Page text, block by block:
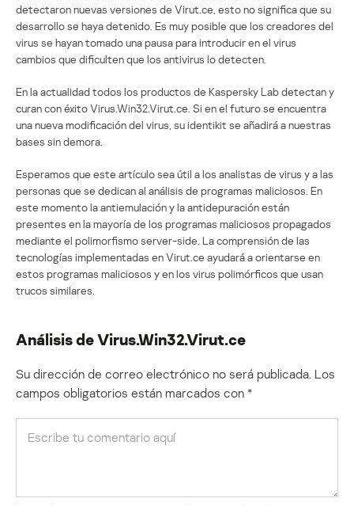
detectaron nuevas versiones de Virut.ce, esto no significa que su
desarrollo se haya detenido. Es muy posible que los creadores del
virus se hayan tomado una pausa para introducir en el virus
cambios que dificulten que los antivirus lo detecten.
En la actualidad todos los productos de Kaspersky Lab detectan y
curan con éxito Virus.Win32.Virut.ce. Si en el futuro se encuentra
una nueva modificación del virus, su identikit se añadirá a nuestras
bases sin demora.
Esperamos que este artículo sea útil a los analistas de virus y a las
personas que se dedican al análisis de programas maliciosos. En
este momento la antiemulación y la antidepuración están
presentes en la mayoría de los programas maliciosos propagados
mediante el polimorfismo server-side. La comprensión de las
tecnologías implementadas en Virut.ce ayudará a orientarse en
estos programas maliciosos y en los virus polimórficos que usan
trucos similares.
Análisis de Virus.Win32.Virut.ce
Su dirección de correo electrónico no será publicada. Los
campos obligatorios están marcados con *